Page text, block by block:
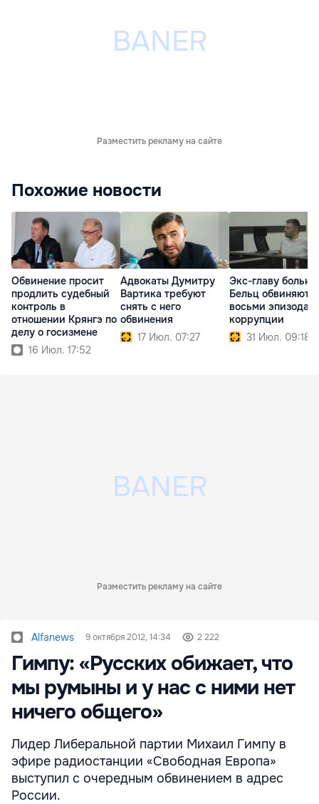
Разместить рекламу на сайте
Похожие новости
Обвинение просит
продлить судебный
контроль в
отношении Крянгэ по
делу о госизмене
16 Июл. 17:52
Адвокаты Думитру
Вартика требуют
снять с него
обвинения
17 Июл. 07:27
Экс-главу
Бельц обвиняют в
восьми эпизодах
коррупции
31 Июл. 09:18
Разместить рекламу на сайте
Alfanews 9 октября 2012, 14:34 2 222
Гимпу: «Русских обижает, что
мы румыны и у нас с ними нет
ничего общего»
Лидер Либеральной партии Михаил Гимпу в
эфире радиостанции «Свободная Европа»
выступил с очередным обвинением в адрес
России.